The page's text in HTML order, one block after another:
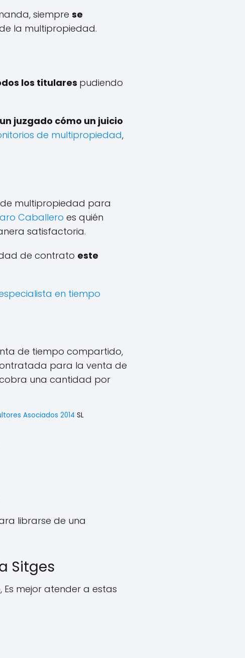
siempre se
la multipropiedad.
los titulares pudiendo
juzgado cómo un juicio
de multipropiedad,
multipropiedad para
Caballero es quién
satisfactoria.
de contrato este
en tiempo
de tiempo compartido,
para la venta de
una cantidad por
Asociados 2014 SL
librarse de una
Sitges
mejor atender a estas